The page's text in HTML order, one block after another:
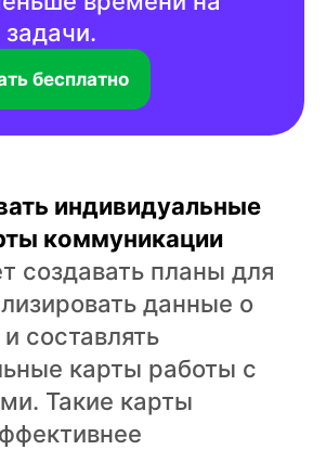
бесплатно
индивидуальные
коммуникации
создавать планы для
данные о
составлять
карты работы с
Такие карты